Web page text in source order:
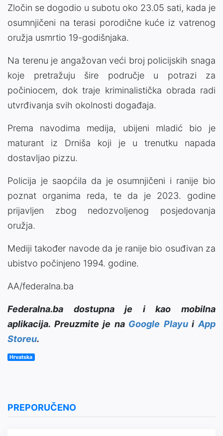
Zločin se dogodio u subotu oko 23.05 sati, kada je
osumnjičeni na terasi porodične kuće iz vatrenog
oružja usmrtio 19-godišnjaka.
Na terenu je angažovan veći broj policijskih snaga
koje pretražuju šire područje u potrazi za
počiniocem, dok traje kriminalistička obrada radi
utvrđivanja svih okolnosti događaja.
Prema navodima medija, ubijeni mladić bio je
maturant iz Drniša koji je u trenutku napada
dostavljao pizzu.
Policija je saopćila da je osumnjičeni i ranije bio
poznat organima reda, te da je 2023. godine
prijavljen zbog nedozvoljenog posjedovanja
oružja.
Mediji također navode da je ranije bio osuđivan za
ubistvo počinjeno 1994. godine.
AA/federalna.ba
Federalna.ba dostupna je i kao mobilna
aplikacija. Preuzmite je na Google PlayuiApp
Storeu.
Hrvatska
PREPORUČENO